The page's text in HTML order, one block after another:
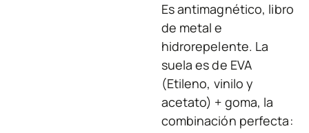
Es antimagnético, libro
de metal e
hidrorepelente. La
suela es de EVA
(Etileno, vinilo y
acetato) + goma, la
combinación perfecta: